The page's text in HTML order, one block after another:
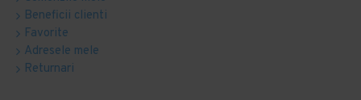
Beneficii clienti
Favorite
Adresele mele
Returnari